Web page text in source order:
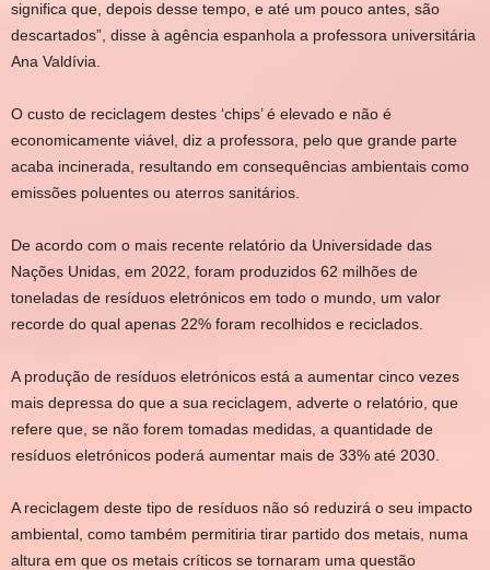
significa que, depois desse tempo, e até um pouco antes, são
descartados”, disse à agência espanhola a professora universitária
Ana Valdívia.
O custo de reciclagem destes ‘chips’ é elevado e não é
economicamente viável, diz a professora, pelo que grande parte
acaba incinerada, resultando em consequências ambientais como
emissões poluentes ou aterros sanitários.
De acordo com o mais recente relatório da Universidade das
Nações Unidas, em 2022, foram produzidos 62 milhões de
toneladas de resíduos eletrónicos em todo o mundo, um valor
recorde do qual apenas 22% foram recolhidos e reciclados.
A produção de resíduos eletrónicos está a aumentar cinco vezes
mais depressa do que a sua reciclagem, adverte o relatório, que
refere que, se não forem tomadas medidas, a quantidade de
resíduos eletrónicos poderá aumentar mais de 33% até 2030.
A reciclagem deste tipo de resíduos não só reduzirá o seu impacto
ambiental, como também permitiria tirar partido dos metais, numa
altura em que os metais críticos se tornaram uma questão